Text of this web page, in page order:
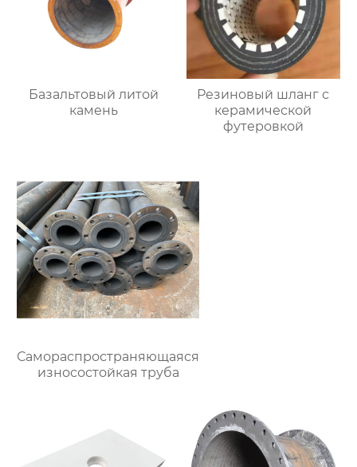
Базальтовый литой
камень
Резиновый шланг с
керамической
футеровкой
Самораспространяющаяся
износостойкая труба